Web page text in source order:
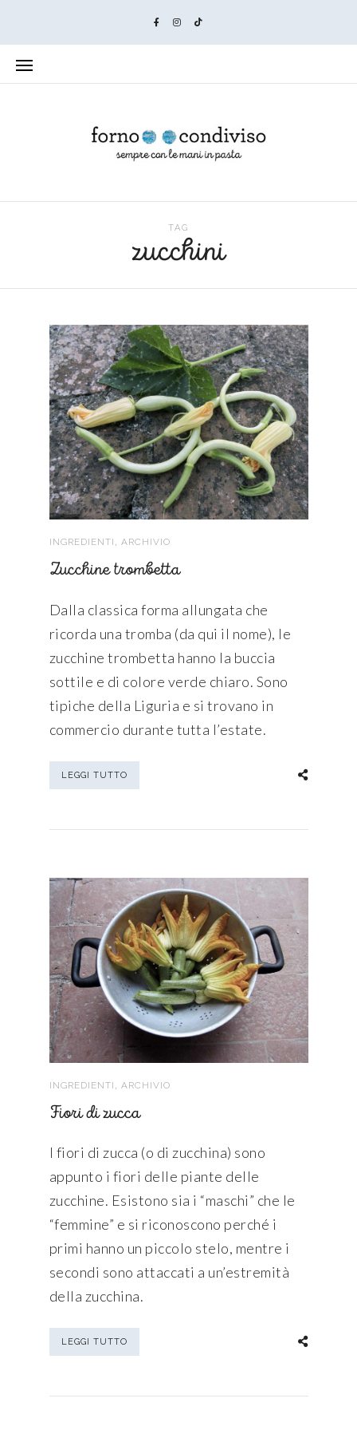
TAG
zucchini
INGREDIENTI ARCHIVIO
Zucchine trombetta
Dalla classica forma allungata che
ricorda una tromba (da qui il nome), le
zucchine trombetta hanno la buccia
sottile e di colore verde chiaro. Sono
tipiche della Liguria e si trovano in
commercio durante tutta l’estate.
LEGGI TUTTO
INGREDIENTI ARCHIVIO
Fiori di zucca
I fiori di zucca (o di zucchina) sono
appunto i fiori delle piante delle
zucchine. Esistono sia i “maschi” che le
“femmine” e si riconoscono perché i
primi hanno un piccolo stelo, mentre i
secondi sono attaccati a un’estremità
della zucchina.
LEGGI TUTTO